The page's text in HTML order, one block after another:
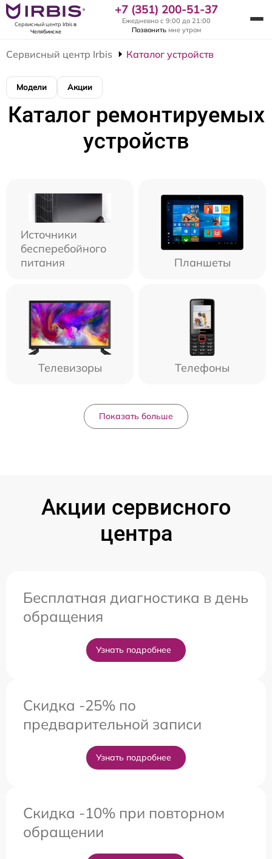
Сервисный центр Irbisв
Челябинске
+7 (351) 200-51-37
Ежедневно с 9:00 до 21:00
Позвонить мне утром
Сервисный центр Irbis Каталог устройств
Модели Акции
Каталог ремонтируемых
устройств
Источники
бесперебойного
питания
Планшеты
Телевизоры Телефоны
Показать больше
Акции сервисного
центра
Бесплатная диагностика в день
обращения
Узнать подробнее
Скидка -25% по
предварительной записи
Узнать подробнее
Скидка -10% при повторном
обращении